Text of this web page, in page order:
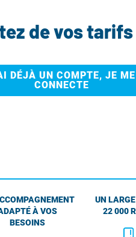
de vos tarifs
DÉJÀ UN COMPTE, JE ME
CONNECTE
À VOS
BESOINS
UN
22 000